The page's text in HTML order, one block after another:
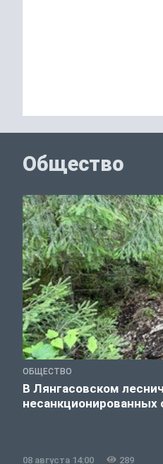
Общество
ОБЩЕСТВО
В Лянгасовском
несанкционированных
08 августа 14:00 289